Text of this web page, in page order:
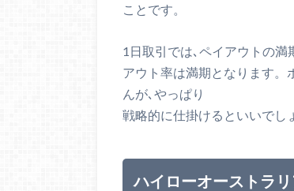
ことです。
1日取引では､ペイアウトの
アウト率は満期となります。
んが､やっぱり
戦略的に仕掛けるといいでし
ハイローオーストラ